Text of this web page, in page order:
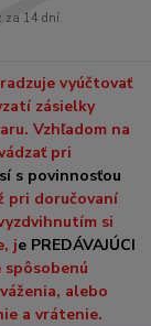
za 14 dní.
vyúčtovať
zásielky
Vzhľadom na
pri
s povinnosťou
pri doručovaní
si
je PREDÁVAJÚCI
spôsobenú
alebo
a vrátenie.